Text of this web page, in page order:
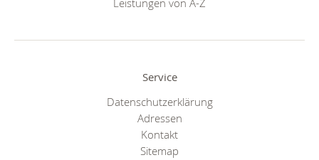
Service
Datenschutzerklärung
Adressen
Kontakt
Sitemap